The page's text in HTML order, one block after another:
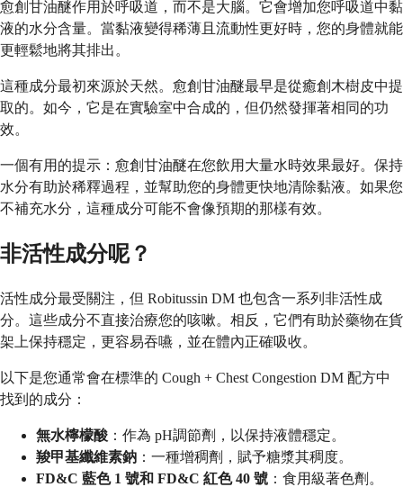
愈創甘油醚作用於呼吸道，而不是大腦。它會增加您呼吸道中黏
液的水分含量。當黏液變得稀薄且流動性更好時，您的身體就能
更輕鬆地將其排出。
這種成分最初來源於天然。愈創甘油醚最早是從癒創木樹皮中提
取的。如今，它是在實驗室中合成的，但仍然發揮著相同的功
效。
一個有用的提示：愈創甘油醚在您飲用大量水時效果最好。保持
水分有助於稀釋過程，並幫助您的身體更快地清除黏液。如果您
不補充水分，這種成分可能不會像預期的那樣有效。
非活性成分呢？
活性成分最受關注，但 Robitussin DM 也包含一系列非活性成
分。這些成分不直接治療您的咳嗽。相反，它們有助於藥物在貨
架上保持穩定，更容易吞嚥，並在體內正確吸收。
以下是您通常會在標準的 Cough + Chest Congestion DM 配方中
找到的成分：
無水檸檬酸 ：作為 pH調節劑，以保持液體穩定。
羧甲基纖維素鈉 ：一種增稠劑，賦予糖漿其稠度。
FD&C 藍色 1 號和 FD&C 紅色 40 號 ：食用級著色劑。